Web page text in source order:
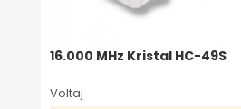
16.000 MHz Kristal HC-49S
Voltaj